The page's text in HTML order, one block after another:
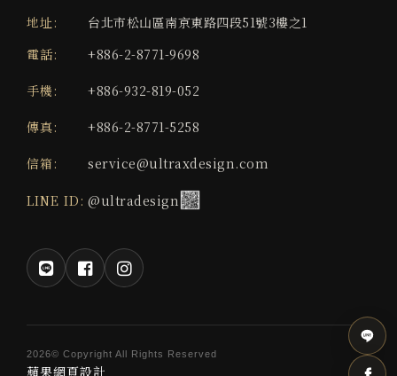
地址:
台北市松山區南京東路四段51號3樓之1
電話:
+886-2-8771-9698
手機: +886-932-819-052
傳真: +886-2-8771-5258
信箱: service@ultraxdesign.com
LINE ID: @ultradesign
2026© Copyright All Rights Reserved
蘋果網頁設計